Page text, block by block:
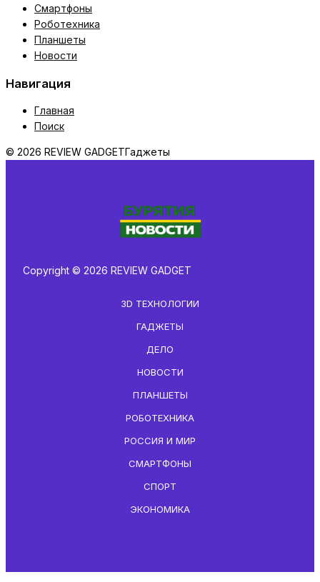
Смартфоны
Роботехника
Планшеты
Новости
Навигация
Главная
Поиск
© 2026 REVIEW GADGETГаджеты
Copyright © 2026 REVIEW GADGET
3D ТЕХНОЛОГИИ
ГАДЖЕТЫ
ДЕЛО
НОВОСТИ
ПЛАНШЕТЫ
РОБОТЕХНИКА
РОССИЯ И МИР
СМАРТФОНЫ
СПОРТ
ЭКОНОМИКА